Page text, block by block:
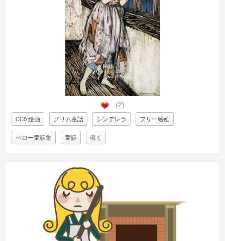
(2)
CC0 絵画 グリム童話 シンデレラ フリー絵画
ペロー童話集 童話 覗く